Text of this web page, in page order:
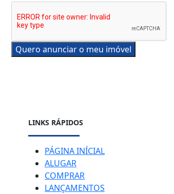
Quero anunciar o meu imóvel
LINKS RÁPIDOS
PÁGINA INÍCIAL
ALUGAR
COMPRAR
LANÇAMENTOS